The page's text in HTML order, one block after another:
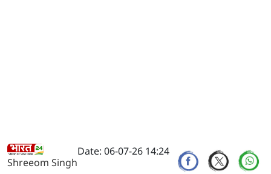
Shreeom Singh
Date: 06-07-26 14:24